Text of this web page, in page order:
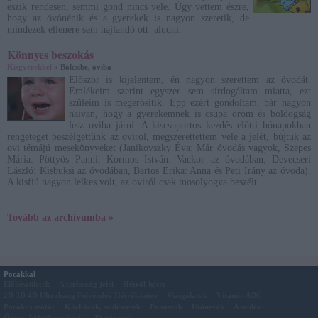
eszik rendesen, semmi gond nincs vele. Úgy vettem észre,
hogy az óvónénik és a gyerekek is nagyon szeretik, de
mindezek ellenére sem hajlandó ott aludni.
Könnyes beszokás
» Bölcsibe, oviba
Először is kijelentem, én nagyon szerettem az óvodát.
Emlékeim szerint egyszer sem sírdogáltam miatta, ezt
szüleim is megerősítik. Épp ezért gondoltam, bár nagyon
naivan, hogy a gyerekemnek is csupa öröm és boldogság
lesz oviba járni. A kiscsoportos kezdés előtti hónapokban
rengeteget beszélgettünk az oviról, megszerettettem vele a jelét, bújtuk az
ovi témájú mesekönyveket (Janikovszky Éva: Már óvodás vagyok, Szepes
Mária: Pöttyös Panni, Kormos István: Vackor az óvodában, Devecseri
László: Kisbuksi az óvodában, Bartos Erika: Anna és Peti Irány az óvoda).
A kisfiú nagyon lelkes volt, az oviról csak mosolyogva beszélt.
Tovább az archívumba »
Pocakkal